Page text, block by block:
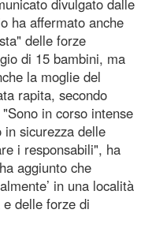
divulgato dalle
ha affermato anche
delle forze
di 15 bambini, ma
la moglie del
rapita, secondo
in corso intense
sicurezza delle
i responsabili", ha
aggiunto che
in una località
delle forze di